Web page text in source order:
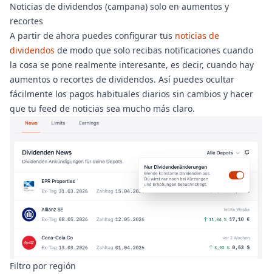
Noticias de dividendos (campana) solo en aumentos y
recortes
A partir de ahora puedes configurar tus noticias de
dividendos de modo que solo recibas notificaciones cuando
la cosa se pone realmente interesante, es decir, cuando hay
aumentos o recortes de dividendos. Así puedes ocultar
fácilmente los pagos habituales diarios sin cambios y hacer
que tu feed de noticias sea mucho más claro.
Filtro por región